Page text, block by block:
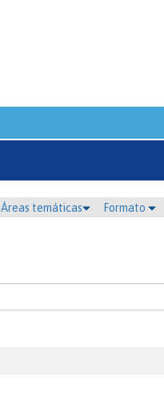
Áreas temáticas Formato